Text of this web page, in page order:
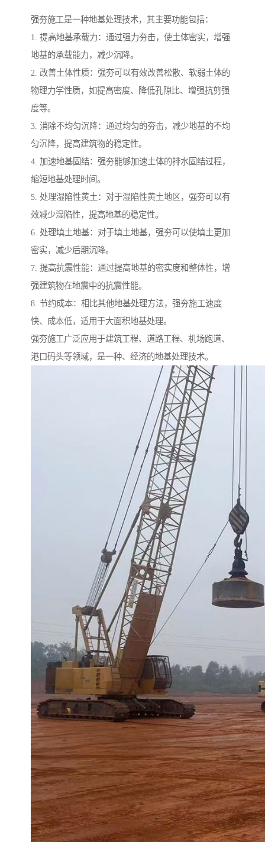
强夯施工是一种地基处理技术，其主要功能包括：
1. 提高地基承载力：通过强力夯击，使土体密实，增强
地基的承载能力，减少沉降。
2. 改善土体性质：强夯可以有效改善松散、软弱土体的
物理力学性质，如提高密度、降低孔隙比、增强抗剪强
度等。
3. 消除不均匀沉降：通过均匀的夯击，减少地基的不均
匀沉降，提高建筑物的稳定性。
4. 加速地基固结：强夯能够加速土体的排水固结过程，
缩短地基处理时间。
5. 处理湿陷性黄土：对于湿陷性黄土地区，强夯可以有
效减少湿陷性，提高地基的稳定性。
6. 处理填土地基：对于填土地基，强夯可以使填土更加
密实，减少后期沉降。
7. 提高抗震性能：通过提高地基的密实度和整体性，增
强建筑物在地震中的抗震性能。
8. 节约成本：相比其他地基处理方法，强夯施工速度
快、成本低，适用于大面积地基处理。
强夯施工广泛应用于建筑工程、道路工程、机场跑道、
港口码头等领域，是一种、经济的地基处理技术。